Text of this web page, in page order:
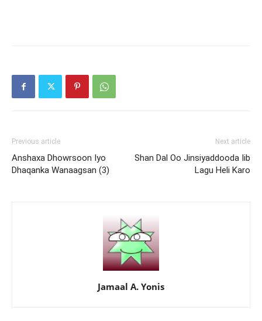
Previous article
Anshaxa Dhowrsoon Iyo
Dhaqanka Wanaagsan (3)
Next article
Shan Dal Oo Jinsiyaddooda Iib
Lagu Heli Karo
Jamaal A. Yonis